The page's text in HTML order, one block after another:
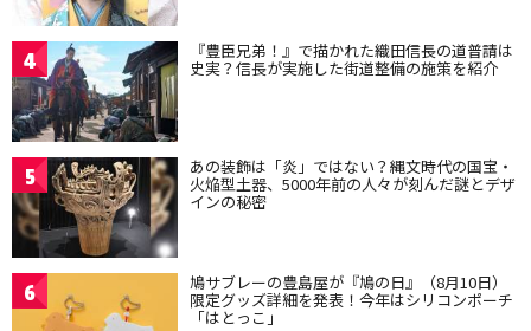
4 『豊臣兄弟！』で描かれた織田信長の道普請は
史実？信長が実施した街道整備の施策を紹介
5 あの装飾は「炎」ではない？縄文時代の国宝・
火焔型土器、5000年前の人々が刻んだ謎とデザ
インの秘密
6 鳩サブレーの豊島屋が『鳩の日』（8月10日）
限定グッズ詳細を発表！今年はシリコンポーチ
「はとっこ」